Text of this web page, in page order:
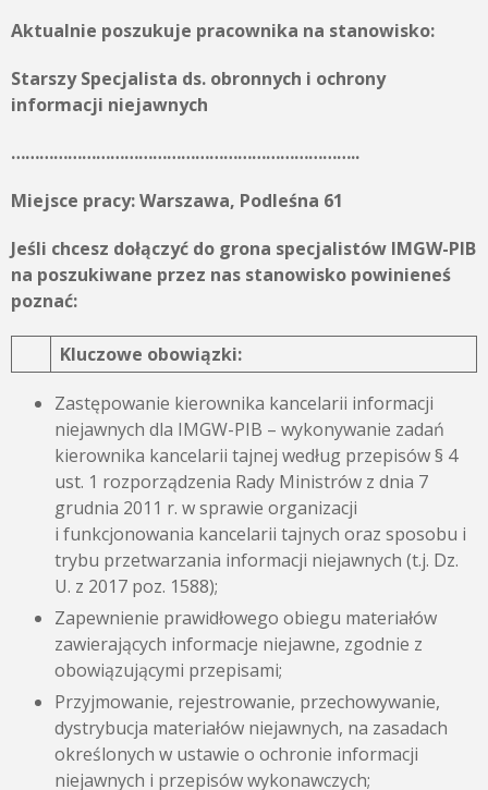
Aktualnie poszukuje pracownika na stanowisko:
Starszy Specjalista ds. obronnych i ochrony
informacji niejawnych
………………………………………………………………..
Miejsce pracy:Warszawa, Podleśna 61
Jeśli chcesz dołączyć do grona specjalistów IMGW-PIB
na poszukiwane przez nas stanowisko powinieneś
poznać:
Kluczowe obowiązki:
Zastępowanie kierownika kancelarii informacji
niejawnych dla IMGW-PIB – wykonywanie zadań
kierownika kancelarii tajnej według przepisów § 4
ust. 1 rozporządzenia Rady Ministrów z dnia 7
grudnia 2011 r. w sprawie organizacji
i funkcjonowania kancelarii tajnych oraz sposobu i
trybu przetwarzania informacji niejawnych (t.j. Dz.
U. z 2017 poz. 1588);
Zapewnienie prawidłowego obiegu materiałów
zawierających informacje niejawne, zgodnie z
obowiązującymi przepisami;
Przyjmowanie, rejestrowanie, przechowywanie,
dystrybucja materiałów niejawnych, na zasadach
określonych w ustawie o ochronie informacji
niejawnych i przepisów wykonawczych;